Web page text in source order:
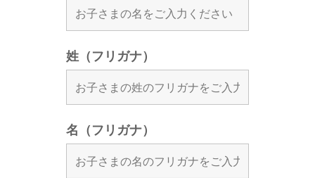
姓（フリガナ）
名（フリガナ）